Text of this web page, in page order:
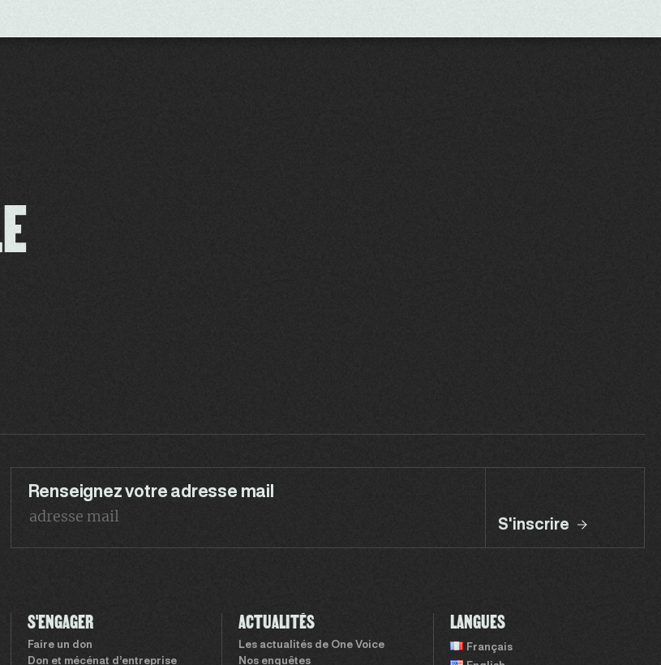
Renseignez votre adresse mail
S'inscrire
S'ENGAGER
Faire un don
Don et mécénat d’entreprise
ACTUALITÉS
Les actualités de One Voice
Nos enquêtes
LANGUES
Français